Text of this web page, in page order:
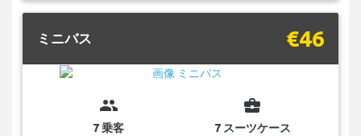
ミニバス €46
group
7 乗客
business_center
7 スーツケース